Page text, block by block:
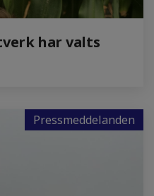
har valts
Pressmeddelanden